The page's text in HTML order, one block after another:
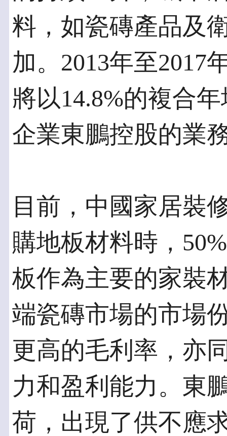
料，如瓷磚產品及
加。2013年至2017
將以14.8%的複合
企業東鵬控股的業
目前，中國家居裝
購地板材料時，
板作為主要的家裝
端瓷磚市場的市場
更高的毛利率，亦
力和盈利能力。東
荷，出現了供不應